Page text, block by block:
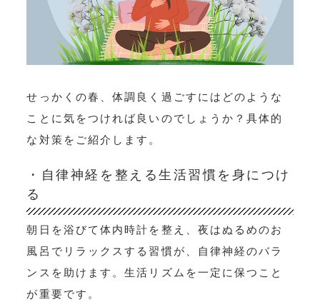
せっかくの春、体調良く過ごすにはどのような
ことに気をつければ良いのでしょうか？具体的
な対策をご紹介します。
・自律神経を整える生活習慣を身につけ
る
朝日を浴びて体内時計を整え、夜はぬるめのお
風呂でリラックスする習慣が、自律神経のバラ
ンスを助けます。生活リズムを一定に保つこと
が重要です。